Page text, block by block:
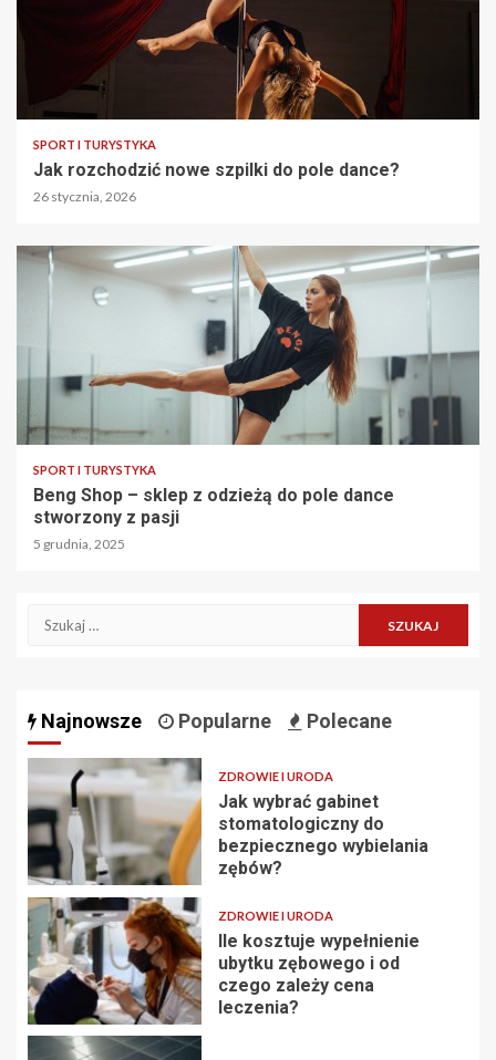
SPORT I TURYSTYKA
Jak rozchodzić nowe szpilki do pole dance?
26 stycznia, 2026
SPORT I TURYSTYKA
Beng Shop – sklep z odzieżą do pole dance
stworzony z pasji
5 grudnia, 2025
Szukaj:
Najnowsze Popularne Polecane
ZDROWIE I URODA
Jak wybrać gabinet
stomatologiczny do
bezpiecznego wybielania
zębów?
ZDROWIE I URODA
Ile kosztuje wypełnienie
ubytku zębowego i od
czego zależy cena
leczenia?